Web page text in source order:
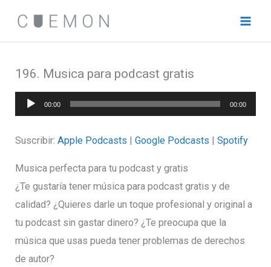
contenido
196. Musica para podcast gratis
Reproductor
de
audio
00:00 00:00
Suscribir:Apple Podcasts |Google Podcasts |Spotify
Musica perfecta para tu podcast y gratis
¿Te gustaría tener música para podcast gratis y de
calidad? ¿Quieres darle un toque profesional y original a
tu podcast sin gastar dinero? ¿Te preocupa que la
música que usas pueda tener problemas de derechos
de autor?